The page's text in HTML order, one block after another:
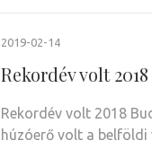
2019-02-14
Rekordév volt
Rekordév volt 2018
húzóerő volt a belföldi